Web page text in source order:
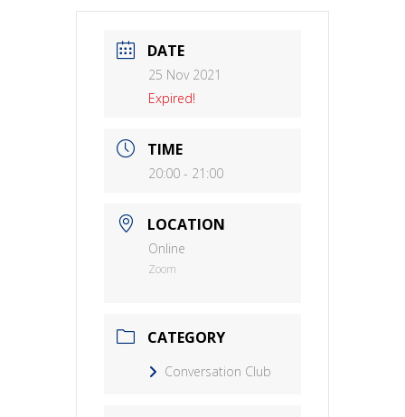
DATE
25 Nov 2021
Expired!
TIME
20:00 - 21:00
LOCATION
Online
Zoom
CATEGORY
Conversation Club